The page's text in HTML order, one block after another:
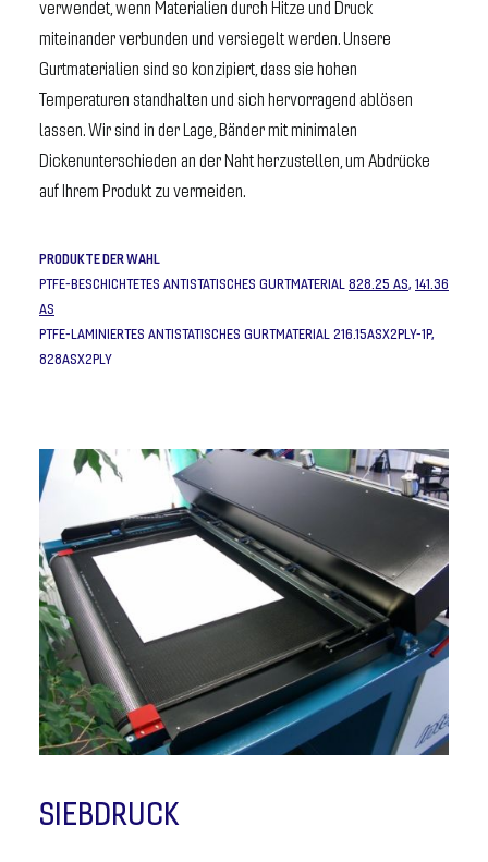
verwendet, wenn Materialien durch Hitze und Druck
miteinander verbunden und versiegelt werden. Unsere
Gurtmaterialien sind so konzipiert, dass sie hohen
Temperaturen standhalten und sich hervorragend ablösen
lassen. Wir sind in der Lage, Bänder mit minimalen
Dickenunterschieden an der Naht herzustellen, um Abdrücke
auf Ihrem Produkt zu vermeiden.
PRODUKTE DER WAHL
PTFE-BESCHICHTETES ANTISTATISCHES GURTMATERIAL 828.25 AS, 141.36
AS
PTFE-LAMINIERTES ANTISTATISCHES GURTMATERIAL 216.15ASX2PLY-1P,
828ASX2PLY
SIEBDRUCK